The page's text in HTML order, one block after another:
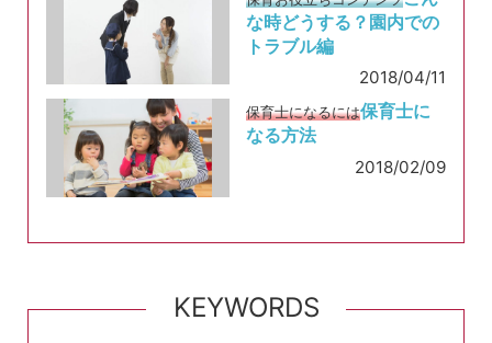
な時どうする？園内での
トラブル編
2018/04/11
保育士になるには保育士に
なる方法
2018/02/09
KEYWORDS